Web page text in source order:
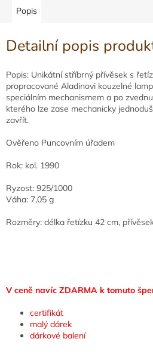
Popis
Detailní popis
Popis: Unikátní stříbrný přívěsek s
propracované Aladinovi kouzelné
speciálním mechanismem a po
kterého lze zase mechanicky
zavřít.
Ověřeno Puncovním úřadem
Rok: kol. 1990
Ryzost: 925/1000
Váha: 7,05 g
Rozměry: délka řetízku 42 cm,
V ceně navíc ZDARMA k tomuto
certifikát
malý dárek
dárkové balení